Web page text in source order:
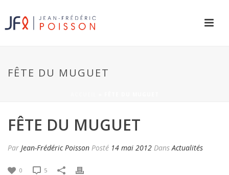
FÊTE DU MUGUET
FÊTE DU MUGUET
Par Jean-Frédéric Poisson Posté 14 mai 2012 DansActualités
0 5